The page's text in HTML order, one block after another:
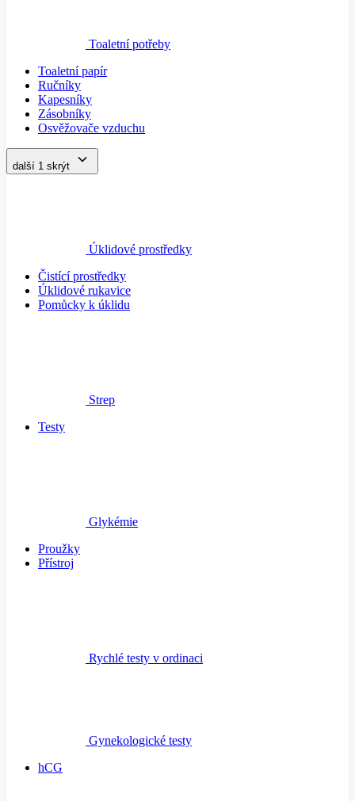
Toaletní potřeby
Toaletní papír
Ručníky
Kapesníky
Zásobníky
Osvěžovače vzduchu
další 1 skrýt
Úklidové prostředky
Čistící prostředky
Úklidové rukavice
Pomůcky k úklidu
Strep
Testy
Glykémie
Proužky
Přístroj
Rychlé testy v ordinaci
Gynekologické testy
hCG